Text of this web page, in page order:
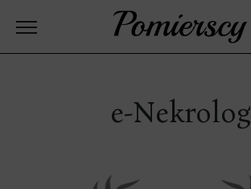
e-Nekrolog